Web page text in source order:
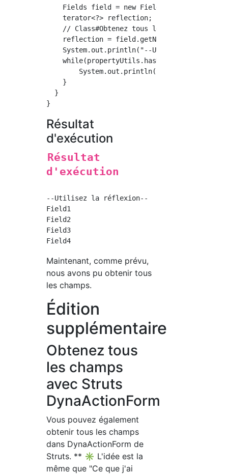
Fields field = new Fields("Champ
    terator<?> reflection;
// Class#Obtenez tous les champs à
    reflection = field.getNames2();
System.out.println("--Utilisez la
    while(propertyUtils.hasNext()){
    }
  }
Résultat
d'exécution
Résultat
d'exécution
--Utilisez la réflexion--
Field1
Field2
Field3
Maintenant, comme prévu,
nous avons pu obtenir tous
les champs.
Édition
supplémentaire
Obtenez tous
les champs
avec Struts
DynaActionForm
Vous pouvez également
obtenir tous les champs
dans DynaActionForm de
Struts. ** ✳︎ L'idée est la
même que "Ce que j'ai